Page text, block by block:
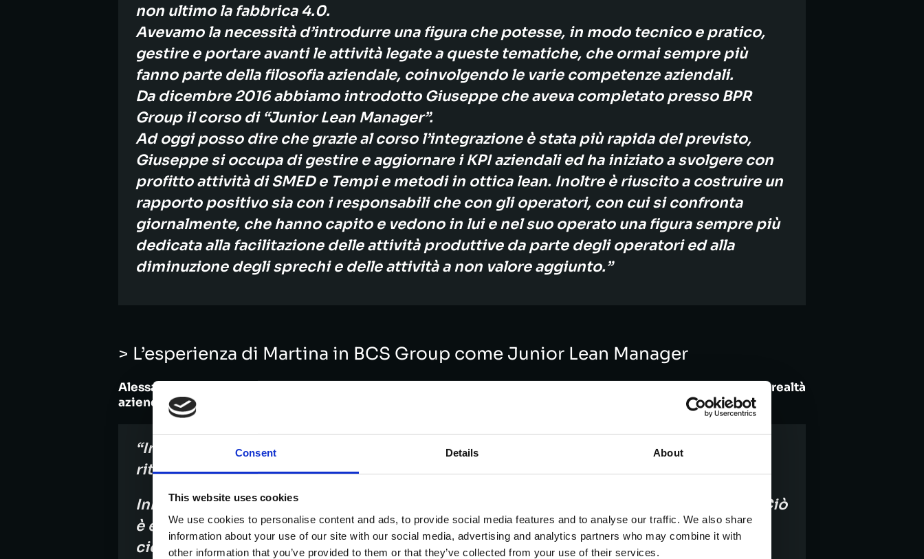
Consent Details About
This website uses cookies
We use cookies to personalise content and ads, to provide social media features and to analyse our traffic. We also share
information about your use of our site with our social media, advertising and analytics partners who may combine it with
other information that you’ve provided to them or that they’ve collected from your use of their services.
non ultimo la fabbrica 4.0.
Avevamo la necessità d’introdurre una figura che potesse, in modo tecnico e pratico,
gestire e portare avanti le attività legate a queste tematiche, che ormai sempre più
fanno parte della filosofia aziendale, coinvolgendo le varie competenze aziendali.
Da dicembre 2016 abbiamo introdotto Giuseppe che aveva completato presso BPR
Group il corso di “Junior Lean Manager”.
Ad oggi posso dire che grazie al corso l’integrazione è stata più rapida del previsto,
Giuseppe si occupa di gestire e aggiornare i KPI aziendali ed ha iniziato a svolgere con
profitto attività di SMED e Tempi e metodi in ottica lean. Inoltre è riuscito a costruire un
rapporto positivo sia con i responsabili che con gli operatori, con cui si confronta
giornalmente, che hanno capito e vedono in lui e nel suo operato una figura sempre più
dedicata alla facilitazione delle attività produttive da parte degli operatori ed alla
diminuzione degli sprechi e delle attività a non valore aggiunto.”
> L’esperienza di Martina in BCS Group come Junior Lean Manager
Alessandro Bortesi, direttore di stabilimento in
, racconta così l’inserimento di Martina nella loro realtà
aziendale.
“In merito al percorso formativo erogato ed all’inserimento di Martina, possiamo
ritenerci ampiamente soddisfatti, per svariati motivi.
Innanzitutto il percorso era rivolto a giovani, con titolo di studio tecnico/gestionale. Ciò
è esattamente in linea con quello che BCS stava e sta cercando in questo momento,
cioè giovani, per dare un apporto di dinamismo e di innovazione alla struttura